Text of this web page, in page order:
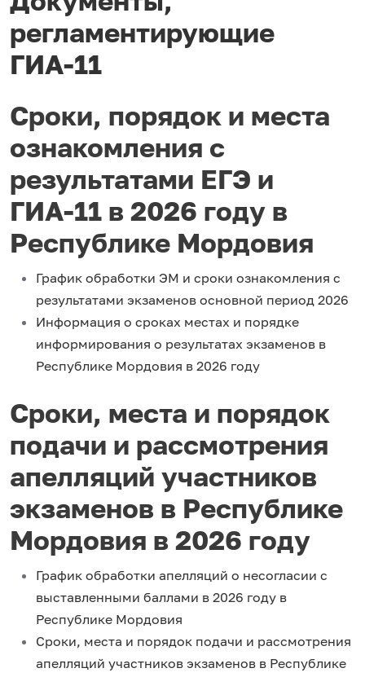
регламентирующие
ГИА-11
Сроки, порядок и места
ознакомления с
результатами ЕГЭ и
ГИА-11 в 2026 году в
Республике Мордовия
График обработки ЭМ и сроки ознакомления с
результатами экзаменов основной период 2026
Информация о сроках местах и порядке
информирования о результатах экзаменов в
Республике Мордовия в 2026 году
Сроки, места и порядок
подачи и рассмотрения
апелляций участников
экзаменов в Республике
Мордовия в 2026 году
График обработки апелляций о несогласии с
выставленными баллами в 2026 году в
Республике Мордовия
Сроки, места и порядок подачи и рассмотрения
апелляций участников экзаменов в Республике